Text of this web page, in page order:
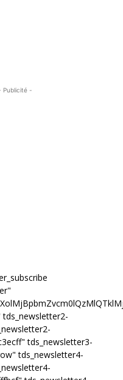
Publicité -
tds_newsletter3-
tds_newsletter4-